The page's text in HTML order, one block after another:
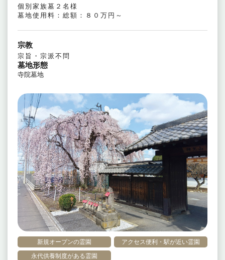
新規オープンの霊園
アクセス便利・駅が近い霊園
永代供養制度がある霊園
個別家族墓２名様
墓地使用料：総額：８０万円～
宗教
宗旨・宗派不問
墓地形態
寺院墓地